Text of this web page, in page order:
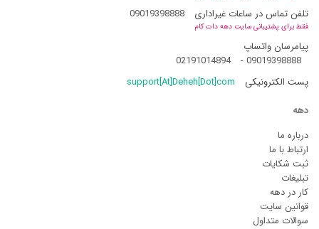
تلفن تماس در ساعات غیراداری 09019398888
فقط برای پشتیبانی سایت دهه دات کام
پیامرسان واتساپ
09019398888
-
02191014894
پست الکترونیکی
support[At]Deheh[Dot]com
دهه
درباره ما
ارتباط با ما
ثبت شکایات
تبلیغات
کار در دهه
قوانین سایت
سوالات متداول